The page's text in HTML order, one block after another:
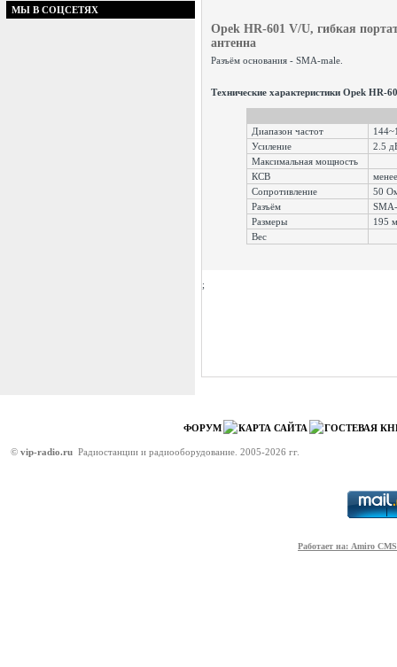
МЫ В СОЦСЕТЯХ
Opek HR-601 V/U, гибкая
антенна
Разъём основания - SMA-male.
Технические характеристики Opek HR-
Диапазон частот
Усиление
2.5
Максимальная мощность
КСВ
Сопротивление
50
Разъём
Размеры
195
Вес
;
ФОРУМ КАРТА САЙТА ГОСТЕВАЯ
© vip-radio.ru Радиостанции и радиооборудование. 2005-2026 гг.
Работает на: Amiro CMS